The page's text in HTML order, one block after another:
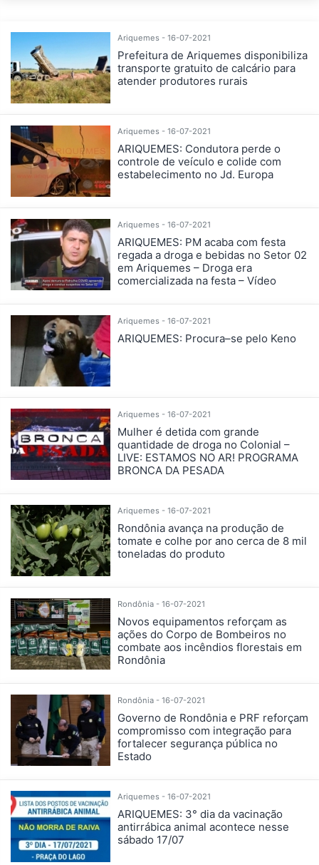
Ariquemes - 16-07-2021
Prefeitura de Ariquemes disponibiliza
transporte gratuito de calcário para
atender produtores rurais
Ariquemes - 16-07-2021
ARIQUEMES: Condutora perde o
controle de veículo e colide com
estabelecimento no Jd. Europa
Ariquemes - 16-07-2021
ARIQUEMES: PM acaba com festa
regada a droga e bebidas no Setor 02
em Ariquemes – Droga era
comercializada na festa – Vídeo
Ariquemes - 16-07-2021
ARIQUEMES: Procura–se pelo Keno
Ariquemes - 16-07-2021
Mulher é detida com grande
quantidade de droga no Colonial –
LIVE: ESTAMOS NO AR! PROGRAMA
BRONCA DA PESADA
Ariquemes - 16-07-2021
Rondônia avança na produção de
tomate e colhe por ano cerca de 8 mil
toneladas do produto
Rondônia - 16-07-2021
Novos equipamentos reforçam as
ações do Corpo de Bombeiros no
combate aos incêndios florestais em
Rondônia
Rondônia - 16-07-2021
Governo de Rondônia e PRF reforçam
compromisso com integração para
fortalecer segurança pública no
Estado
Ariquemes - 16-07-2021
ARIQUEMES: 3° dia da vacinação
antirrábica animal acontece nesse
sábado 17/07